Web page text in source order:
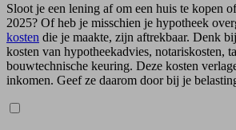
Sloot je een lening af om een huis te kopen
2025? Of heb je misschien je hypotheek
kosten die je maakte, zijn aftrekbaar. Denk
kosten van hypotheekadvies, notariskosten,
bouwtechnische keuring. Deze kosten
inkomen. Geef ze daarom door bij je